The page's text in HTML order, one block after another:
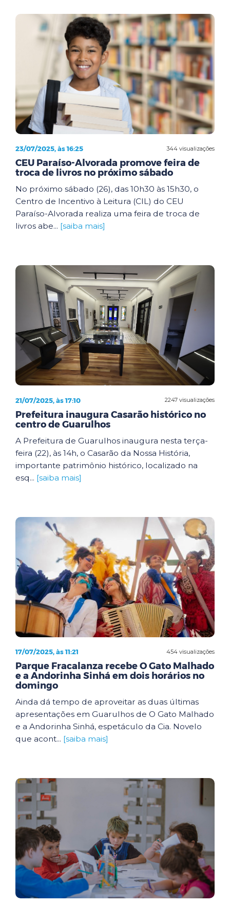
344 visualizações
23/07/2025, às 16:25
CEU Paraíso-Alvorada promove feira de
troca de livros no próximo sábado
No próximo sábado (26), das 10h30 às 15h30, o
Centro de Incentivo à Leitura (CIL) do CEU
Paraíso-Alvorada realiza uma feira de troca de
livros abe... [saiba mais]
2247 visualizações
21/07/2025, às 17:10
Prefeitura inaugura Casarão histórico no
centro de Guarulhos
A Prefeitura de Guarulhos inaugura nesta terça-
feira (22), às 14h, o Casarão da Nossa História,
importante patrimônio histórico, localizado na
esq... [saiba mais]
454 visualizações
17/07/2025, às 11:21
Parque Fracalanza recebe O Gato Malhado
e a Andorinha Sinhá em dois horários no
domingo
Ainda dá tempo de aproveitar as duas últimas
apresentações em Guarulhos de O Gato Malhado
e a Andorinha Sinhá, espetáculo da Cia. Novelo
que acont... [saiba mais]